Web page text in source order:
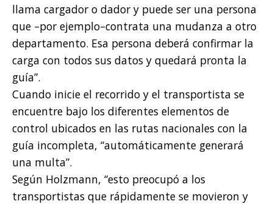
llama cargador o dador y puede ser una persona
que –por ejemplo–contrata una mudanza a otro
departamento. Esa persona deberá confirmar la
carga con todos sus datos y quedará pronta la
guía”.
Cuando inicie el recorrido y el transportista se
encuentre bajo los diferentes elementos de
control ubicados en las rutas nacionales con la
guía incompleta, “automáticamente generará
una multa”.
Según Holzmann, “esto preocupó a los
transportistas que rápidamente se movieron y